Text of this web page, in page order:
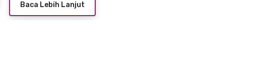
Baca Lebih Lanjut